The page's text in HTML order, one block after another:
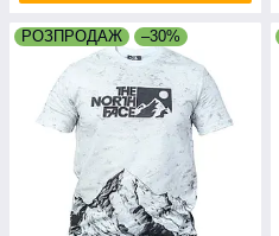
РОЗПРОДАЖ –30%